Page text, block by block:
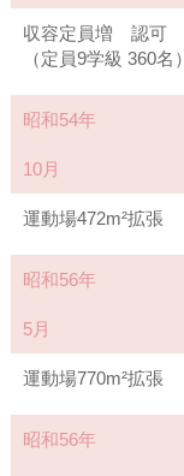
収容定員増 認可
（定員9学級 360名）
昭和54年
10月
運動場472m²拡張
昭和56年
5月
運動場770m²拡張
昭和56年